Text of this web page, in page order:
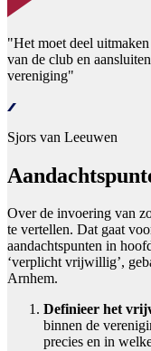
"Het moet deel
van de club en
vereniging"
Sjors van Leeuwen
Over de invoering van
te vertellen. Dat gaat
aandachtspunten in
‘verplicht vrijwillig’,
Arnhem.
Definieer het
binnen de
precies en in